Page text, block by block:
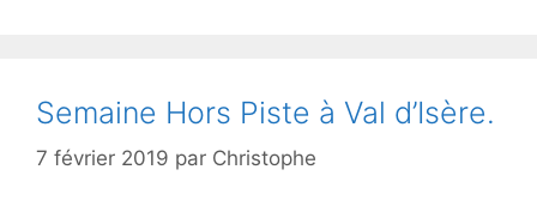
Semaine Hors Piste à Val d’Isère.
7 février 2019 par Christophe